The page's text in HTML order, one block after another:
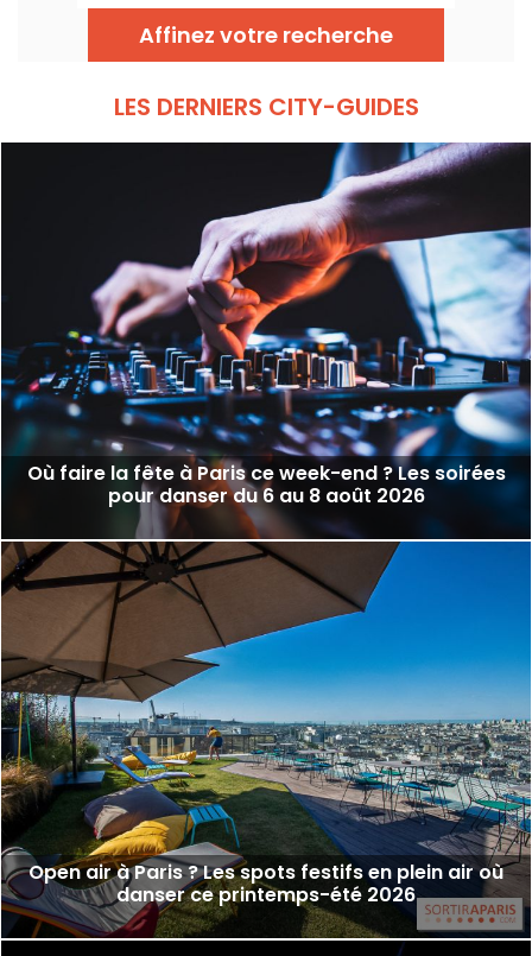
Affinez votre recherche
LES DERNIERS CITY-GUIDES
Où faire la fête à Paris ce week-end ? Les soirées
pour danser du 6 au 8 août 2026
Open air à Paris ? Les spots festifs en plein air où
danser ce printemps-été 2026